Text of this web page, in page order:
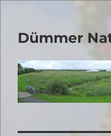
Dümmer